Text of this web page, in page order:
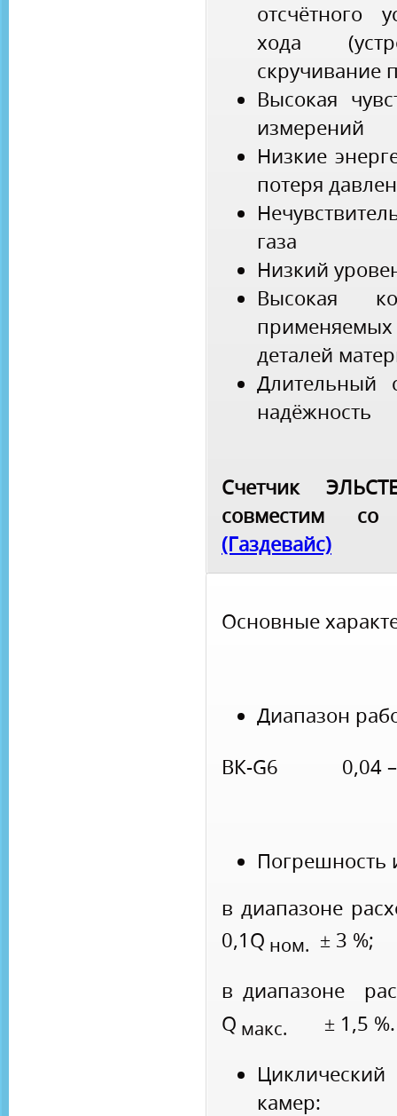
отсчётного
хода
скручивание
Высокая
измерений
Низкие
потеря
газа
Низкий
Высокая
деталей
Длительный
надёжность
Счетчик
совместим
(Газдевайс)
Основные
Диапазон
ВК-G6 0,04 –
Погрешность
в диапазоне
0,1Q ном. ± 3 %;
в диапазоне
Q макс. ± 1,5 %.
камер: